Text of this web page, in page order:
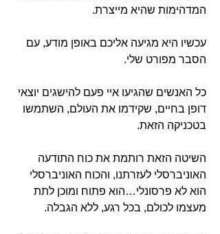
המדהימות שהיא מייצרת.
עכשיו היא מגיעה אליכם באופן מודע, עם
הסבר מפורט שלי.
כל האנשים שהגיעו איי פעם להישגים יוצאי
דופן בחיים, שקידמו את העולם, השתמשו
בטכניקה הזאת.
השיטה הזאת רותמת את כוח התודעה
האוניברסלי לעזרתנו, והכוח האוניברסלי
הוא לא פרסונלי…הוא פתוח ומוכן לתת
מעצמו לכולם, בכל רגע, ללא הגבלה.